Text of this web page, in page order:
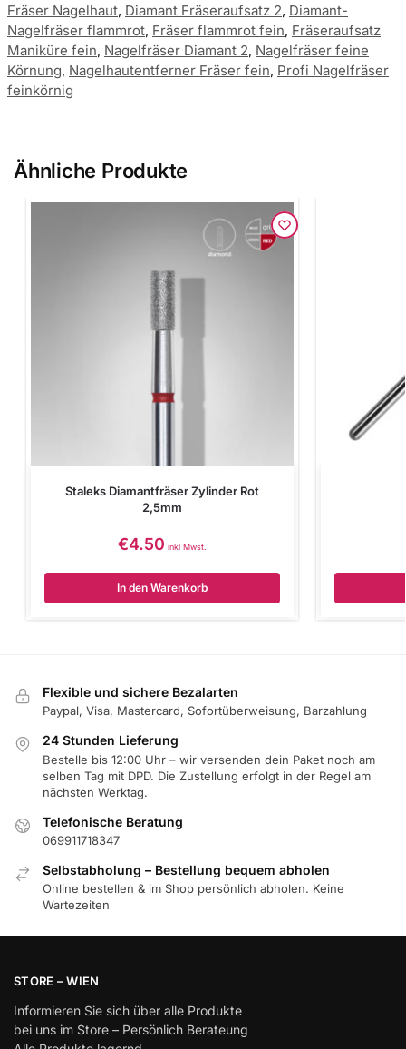
Fräser Nagelhaut, Diamant Fräseraufsatz 2, Diamant-
Nagelfräser flammrot, Fräser flammrot fein, Fräseraufsatz
Maniküre fein, Nagelfräser Diamant 2, Nagelfräser feine
Körnung, Nagelhautentferner Fräser fein, Profi Nagelfräser
feinkörnig
Ähnliche Produkte
Staleks Diamantfräser Zylinder Rot
2,5mm
€4.50 inkl Mwst.
In den Warenkorb
Flexible und sichere Bezalarten
Paypal, Visa, Mastercard, Sofortüberweisung, Barzahlung
24 Stunden Lieferung
Bestelle bis 12:00 Uhr – wir versenden dein Paket noch am
selben Tag mit DPD. Die Zustellung erfolgt in der Regel am
nächsten Werktag.
Telefonische Beratung
069911718347
Selbstabholung – Bestellung bequem abholen
Online bestellen & im Shop persönlich abholen. Keine
Wartezeiten
STORE – WIEN
Informieren Sie sich über alle Produkte
bei uns im Store – Persönlich Berateung